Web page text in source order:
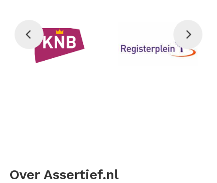
Over Assertief.nl